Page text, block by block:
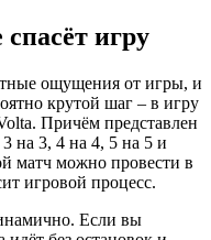
игру
ощущения от игры, и
крутой шаг – в игру
Причём представлен
на 3, 4 на 4, 5 на 5 и
матч можно провести в
игровой процесс.
Если вы